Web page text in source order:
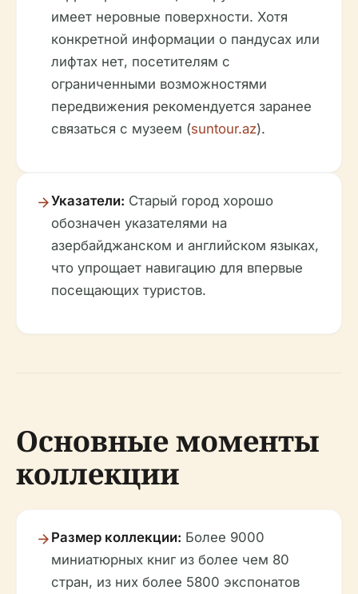
имеет неровные поверхности. Хотя
конкретной информации о пандусах или
лифтах нет, посетителям с
ограниченными возможностями
передвижения рекомендуется заранее
связаться с музеем (suntour.az).
Указатели: Старый город хорошо
обозначен указателями на
азербайджанском и английском языках,
что упрощает навигацию для впервые
посещающих туристов.
Основные моменты
коллекции
Размер коллекции: Более 9000
миниатюрных книг из более чем 80
стран, из них более 5800 экспонатов